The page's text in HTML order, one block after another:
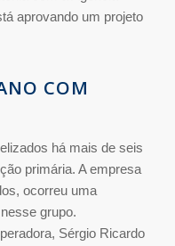
aprovando um projeto
COM
há mais de seis
primária. A empresa
ocorreu uma
grupo.
Sérgio Ricardo